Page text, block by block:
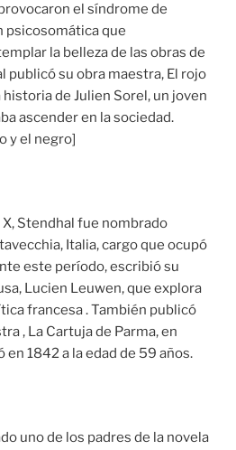
el síndrome de
psicosomática que
la belleza de las obras de
publicó su obra maestra, El rojo
de Julien Sorel, un joven
ascender en la sociedad.
y el negro]
X, Stendhal fue nombrado
Italia, cargo que ocupó
este período, escribió su
Lucien Leuwen, que explora
francesa . También publicó
, La Cartuja de Parma, en
1842 a la edad de 59 años.
uno de los padres de la novela